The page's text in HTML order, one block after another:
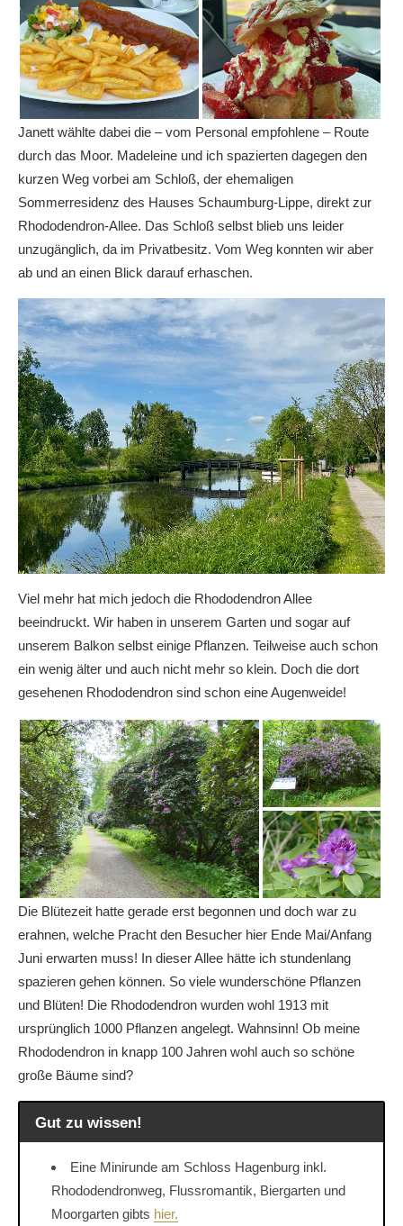
Janett wählte dabei die – vom Personal empfohlene – Route
durch das Moor. Madeleine und ich spazierten dagegen den
kurzen Weg vorbei am Schloß, der ehemaligen
Sommerresidenz des Hauses Schaumburg-Lippe, direkt zur
Rhododendron-Allee. Das Schloß selbst blieb uns leider
unzugänglich, da im Privatbesitz. Vom Weg konnten wir aber
ab und an einen Blick darauf erhaschen.
Viel mehr hat mich jedoch die Rhododendron Allee
beeindruckt. Wir haben in unserem Garten und sogar auf
unserem Balkon selbst einige Pflanzen. Teilweise auch schon
ein wenig älter und auch nicht mehr so klein. Doch die dort
gesehenen Rhododendron sind schon eine Augenweide!
Die Blütezeit hatte gerade erst begonnen und doch war zu
erahnen, welche Pracht den Besucher hier Ende Mai/Anfang
Juni erwarten muss! In dieser Allee hätte ich stundenlang
spazieren gehen können. So viele wunderschöne Pflanzen
und Blüten! Die Rhododendron wurden wohl 1913 mit
ursprünglich 1000 Pflanzen angelegt. Wahnsinn! Ob meine
Rhododendron in knapp 100 Jahren wohl auch so schöne
große Bäume sind?
Gut zu wissen!
Eine Minirunde am Schloss Hagenburg inkl.
Rhododendronweg, Flussromantik, Biergarten und
Moorgarten gibts hier.